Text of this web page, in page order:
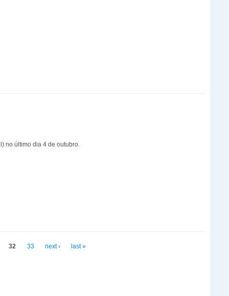
no último dia 4 de outubro.
32 33 next › last »